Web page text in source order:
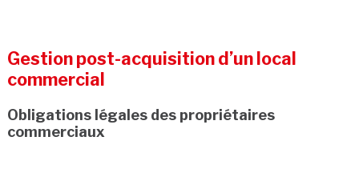
Gestion post-acquisition d’un local
commercial
Obligations légales des propriétaires
commerciaux